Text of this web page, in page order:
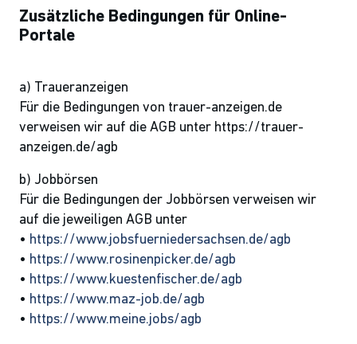
Zusätzliche Bedingungen für Online-
Portale
a) Traueranzeigen
Für die Bedingungen von trauer-anzeigen.de
verweisen wir auf die AGB unter https://trauer-
anzeigen.de/agb
b) Jobbörsen
Für die Bedingungen der Jobbörsen verweisen wir
auf die jeweiligen AGB unter
• https://www.jobsfuerniedersachsen.de/agb
• https://www.rosinenpicker.de/agb
• https://www.kuestenfischer.de/agb
• https://www.maz-job.de/agb
• https://www.meine.jobs/agb